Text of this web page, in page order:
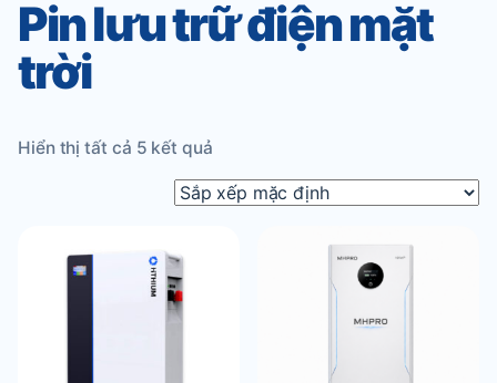
Pin lưu trữ điện mặt
trời
Hiển thị tất cả 5 kết quả